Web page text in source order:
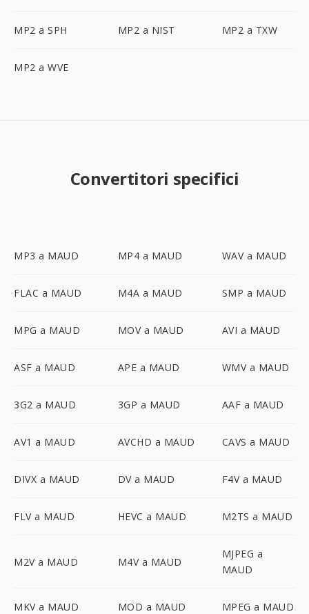
MP2 a SPH MP2 a NIST MP2 a TXW
MP2 a WVE
Convertitori specifici
MP3 a MAUD MP4 a MAUD WAV a MAUD
FLAC a MAUD M4A a MAUD SMP a MAUD
MPG a MAUD MOV a MAUD AVI a MAUD
ASF a MAUD APE a MAUD WMV a MAUD
3G2 a MAUD 3GP a MAUD AAF a MAUD
AV1 a MAUD AVCHD a MAUD CAVS a MAUD
DIVX a MAUD DV a MAUD F4V a MAUD
FLV a MAUD HEVC a MAUD M2TS a MAUD
M2V a MAUD M4V a MAUD
MJPEG a
MAUD
MKV a MAUD MOD a MAUD MPEG a MAUD